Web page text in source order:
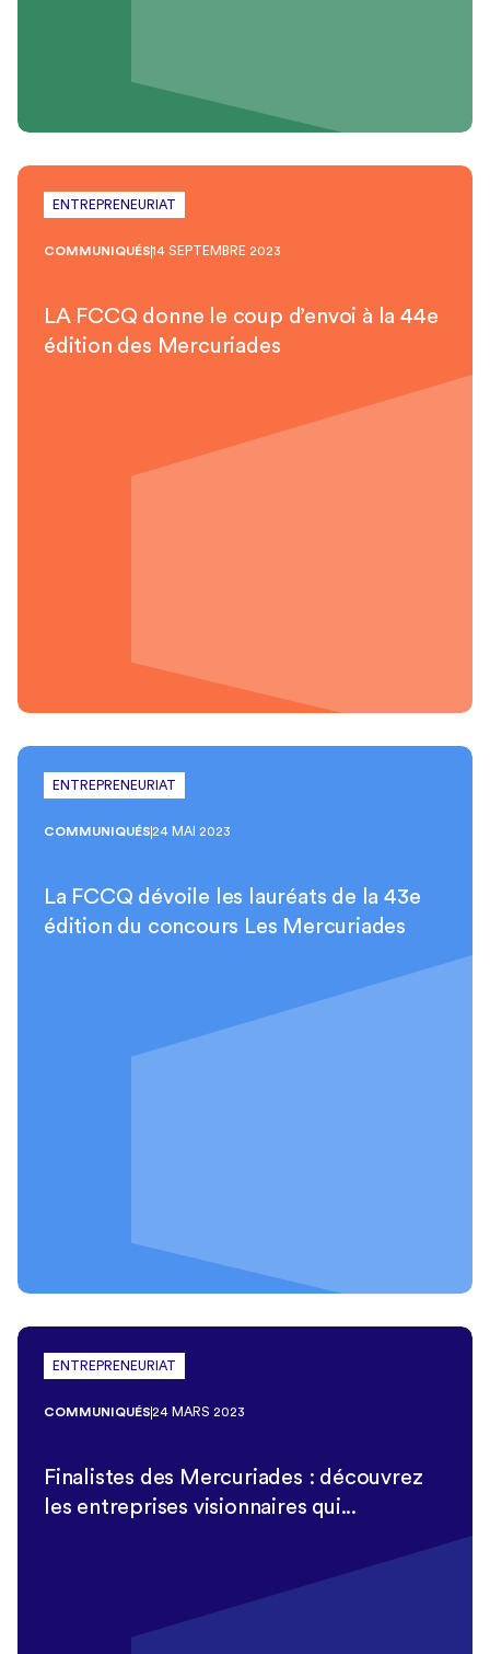
ENTREPRENEURIAT
COMMUNIQUÉS14 SEPTEMBRE 2023
LA FCCQ donne le coup d’envoi à la 44e
édition des Mercuriades
ENTREPRENEURIAT
COMMUNIQUÉS 24 MAI 2023
La FCCQ dévoile les lauréats de la 43e
édition du concours Les Mercuriades
ENTREPRENEURIAT
COMMUNIQUÉS24 MARS 2023
Finalistes des Mercuriades : découvrez
les entreprises visionnaires qui...